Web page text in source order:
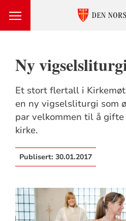
Ny
Et stort flertall i
en ny vigselsliturgi som
par velkommen til å gifte
kirke.
Publisert: 30.01.2017